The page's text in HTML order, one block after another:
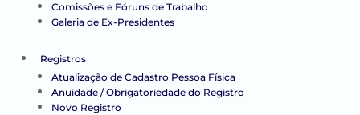
Comissões e Fóruns de Trabalho
Galeria de Ex-Presidentes
Registros
Atualização de Cadastro Pessoa Física
Anuidade / Obrigatoriedade do Registro
Novo Registro